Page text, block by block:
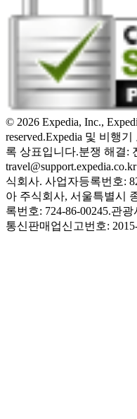
© 2026 Expedia, Inc.,
reserved.Expedia 및 비행
록 상표입니다.분쟁 해결:
travel@support.expedia.co.kr
식회사. 사업자등록번호:
아 주식회사, 서울특별시
록번호: 724-86-00245.관광
통신판매업신고번호: